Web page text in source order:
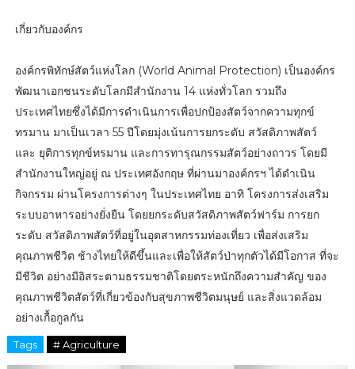
เกี่ยวกับองค์กร
องค์กรพิทักษ์สัตว์แห่งโลก (World Animal Protection) เป็นองค์กร
พัฒนาเอกชนระดับโลกมีสำนักงาน 14 แห่งทั่วโลก รวมถึง
ประเทศไทยซึ่งได้มีการดำเนินการเพื่อปกป้องสัตว์จากความทุกข์
ทรมาน มาเป็นเวลา 55 ปีโดยมุ่งเน้นการยกระดับ สวัสดิภาพสัตว์
และ ยุติการทุกข์ทรมาน และการทารุณกรรมสัตว์อย่างถาวร โดยมี
สำนักงานใหญ่อยู่ ณ ประเทศอังกฤษ ที่ผ่านมาองค์กรฯ ได้ดำเนิน
กิจกรรม ผ่านโครงการต่างๆ ในประเทศไทย อาทิ โครงการส่งเสริม
ระบบอาหารอย่างยั่งยืน โดยยกระดับสวัสดิภาพสัตว์ฟาร์ม การยก
ระดับ สวัสดิภาพสัตว์ที่อยู่ในอุตสาหกรรมท่องเที่ยว เพื่อส่งเสริม
คุณภาพชีวิต ช้างไทยให้ดีขึ้นและเพื่อให้สัตว์ป่าทุกตัวได้มีโอกาส ที่จะ
มีชีวิต อย่างมีอิสระตามธรรมชาติโดยตระหนักถึงความสำคัญ ของ
คุณภาพชีวิตสัตว์ที่เกี่ยวข้องกับสุขภาพชีวิตมนุษย์ และสิ่งแวดล้อม
อย่างเกื้อกูลกัน
Tags # Agriculture